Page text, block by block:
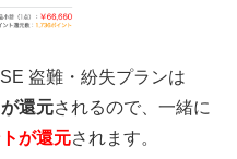
盗難・紛失プランは
還元されるので、一緒に
が還元されます。